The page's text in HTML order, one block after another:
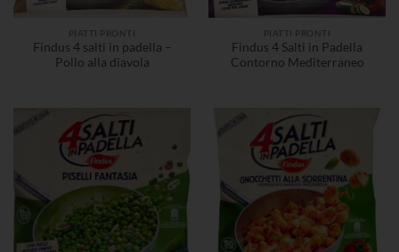
PIATTI PRONTI
Findus 4 salti in padella –
Pollo alla diavola
PIATTI PRONTI
Findus 4 Salti in Padella
Contorno Mediterraneo